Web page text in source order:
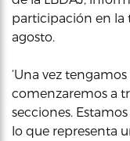
participación en la
agosto.
‘Una vez
comenzaremos a
secciones.
lo que representa